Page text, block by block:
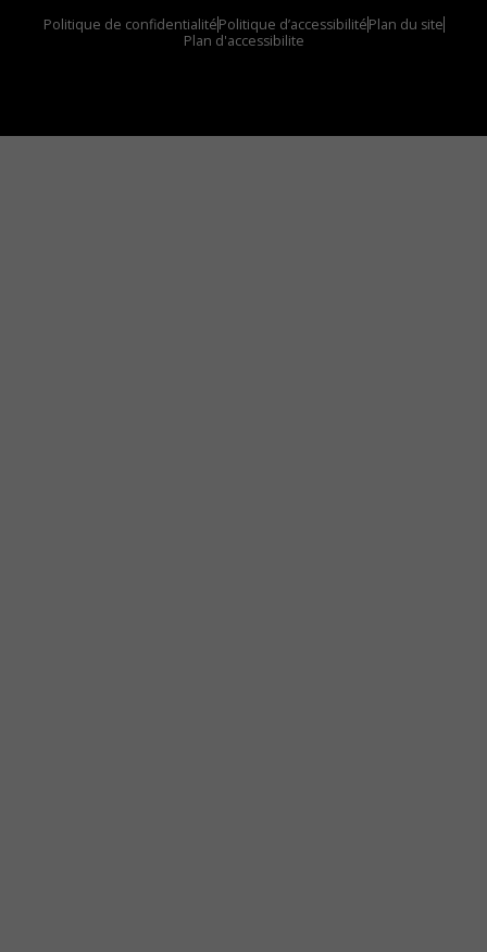
Politique de confidentialitéPolitique d’accessibilitéPlan du site
Plan d'accessibilite